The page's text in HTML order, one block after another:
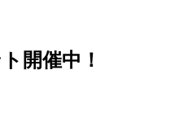
開催中！